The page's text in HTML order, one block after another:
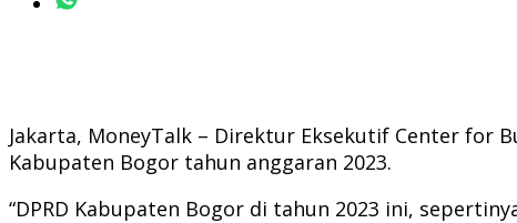
Jakarta, MoneyTalk – Direktur Eksekutif Center for
Kabupaten Bogor tahun anggaran 2023.
“DPRD Kabupaten Bogor di tahun 2023 ini,